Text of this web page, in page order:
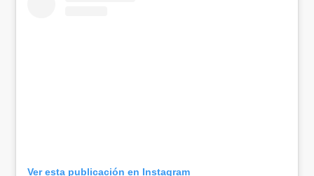
Ver esta publicación en Instagram